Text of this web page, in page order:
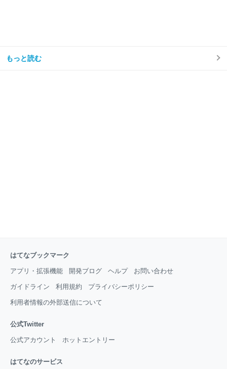
が1人。 毎日時間との戦い。 私は仕事終わりに家事を
楽しくテキパキとできる方ではない。ついだらけてし
もっと読む
はてなブックマーク
アプリ・拡張機能 開発ブログ ヘルプ お問い合わせ
ガイドライン 利用規約 プライバシーポリシー
利用者情報の外部送信について
公式Twitter
公式アカウント ホットエントリー
はてなのサービス